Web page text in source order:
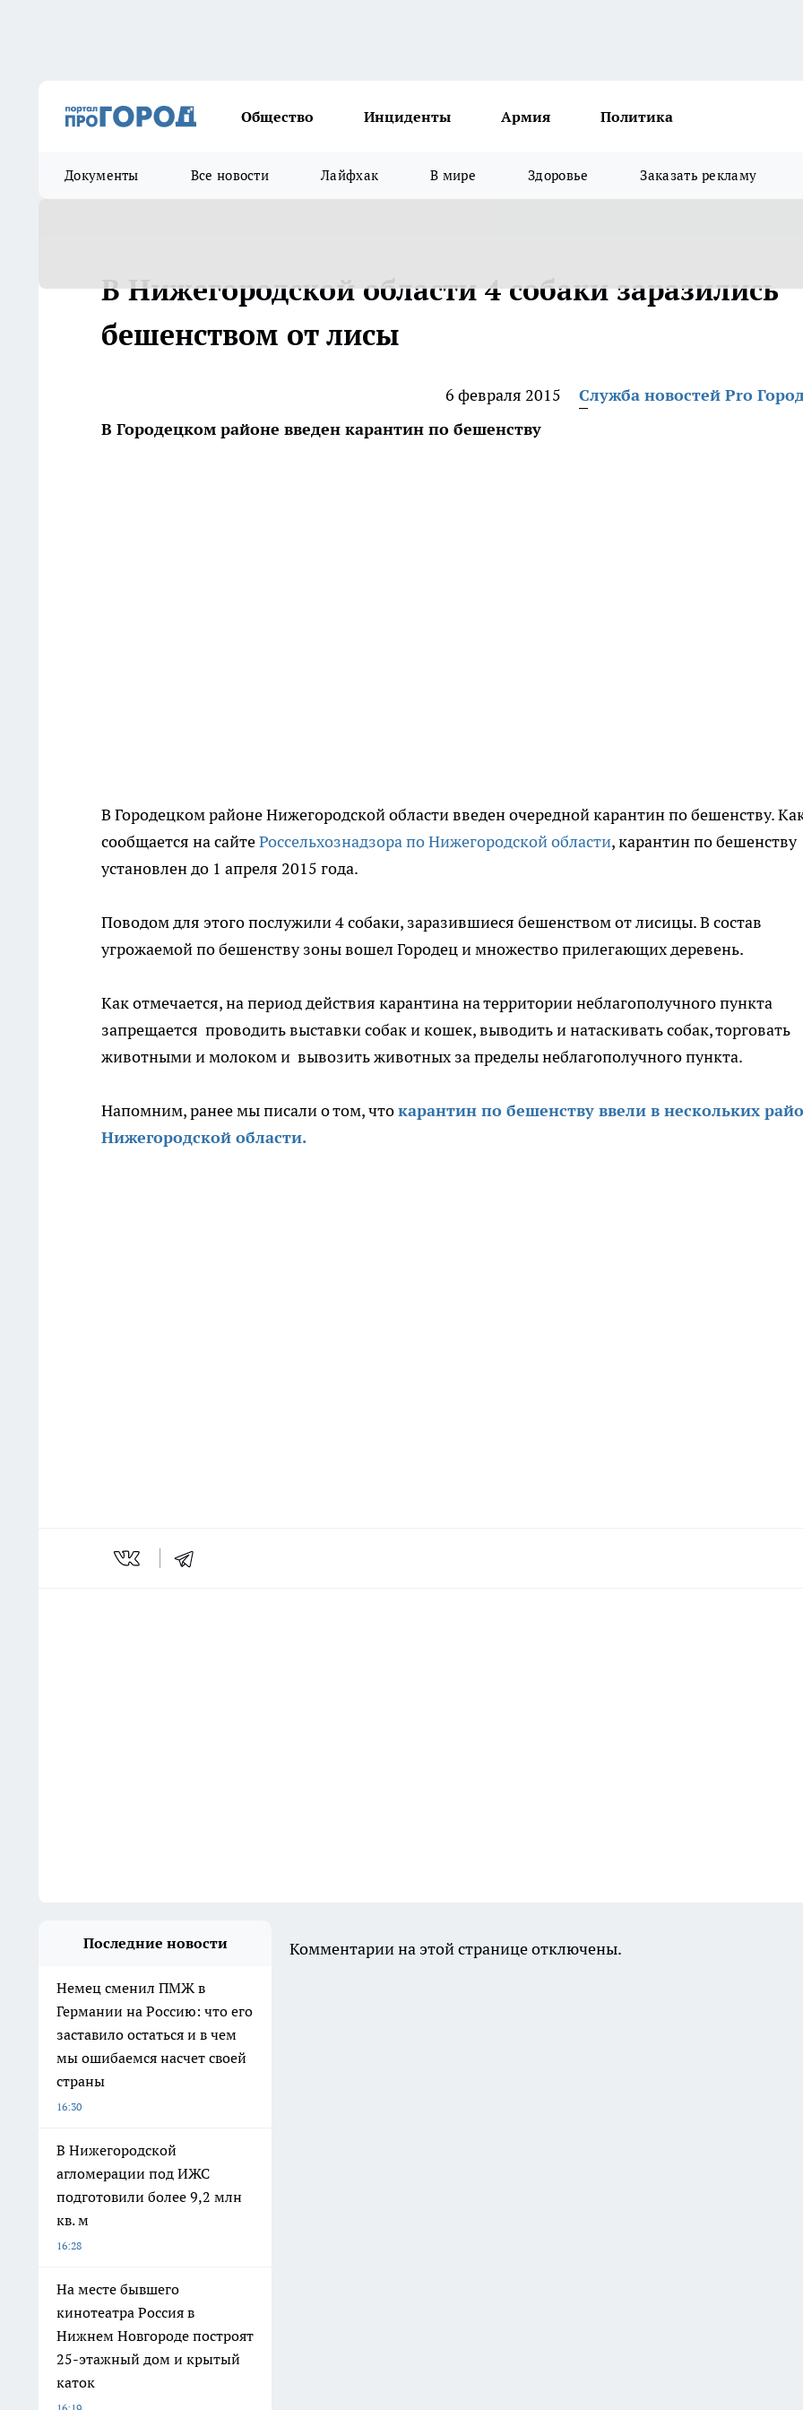
Общество Инциденты Армия Политика
Документы Все новости Лайфхак В мире Здоровье Заказать рекламу
В Нижегородской области 4 собаки заразились
бешенством от лисы
6 февраля 2015
Служба новостей Pro
В Городецком районе введен карантин по бешенству
В Городецком районе Нижегородской области введен очередной карантин по бешенству.
сообщается на сайтеРоссельхознадзора по Нижегородской области, карантин по бешенству
установлен до 1 апреля 2015 года.
Поводом для этого послужили 4 собаки, заразившиеся бешенством от лисицы. В состав
угрожаемой по бешенству зоны вошел Городец и множество прилегающих деревень.
Как отмечается, на период действия карантина на территории неблагополучного пункта
запрещается проводить выставки собак и кошек, выводить и натаскивать собак, торговать
животными и молоком и вывозить животных за пределы неблагополучного пункта.
Напомним, ранее мы писали о том, чтокарантин по бешенству ввели в нескольких
Нижегородской области.
Последние новости
Немец сменил ПМЖ в
Германии на Россию: что его
заставило остаться и в чем
мы ошибаемся насчет своей
страны
16:30
В Нижегородской
агломерации под ИЖС
подготовили более 9,2 млн
кв. м
16:28
На месте бывшего
кинотеатра Россия в
Нижнем Новгороде построят
25-этажный дом и крытый
каток
Комментарии на этой странице отключены.